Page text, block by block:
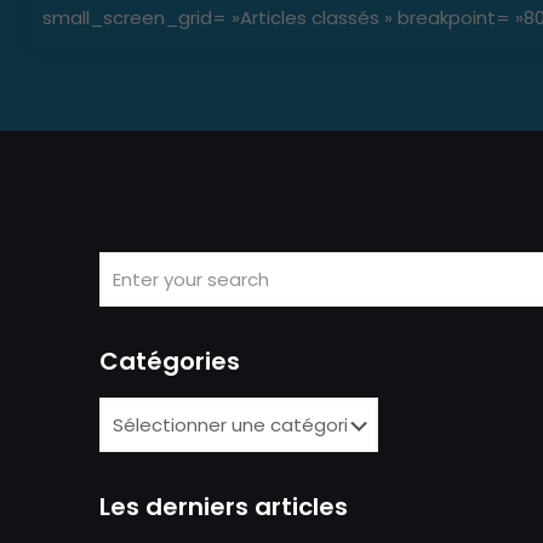
small_screen_grid= »Articles classés » breakpoint=
Catégories
Les derniers articles